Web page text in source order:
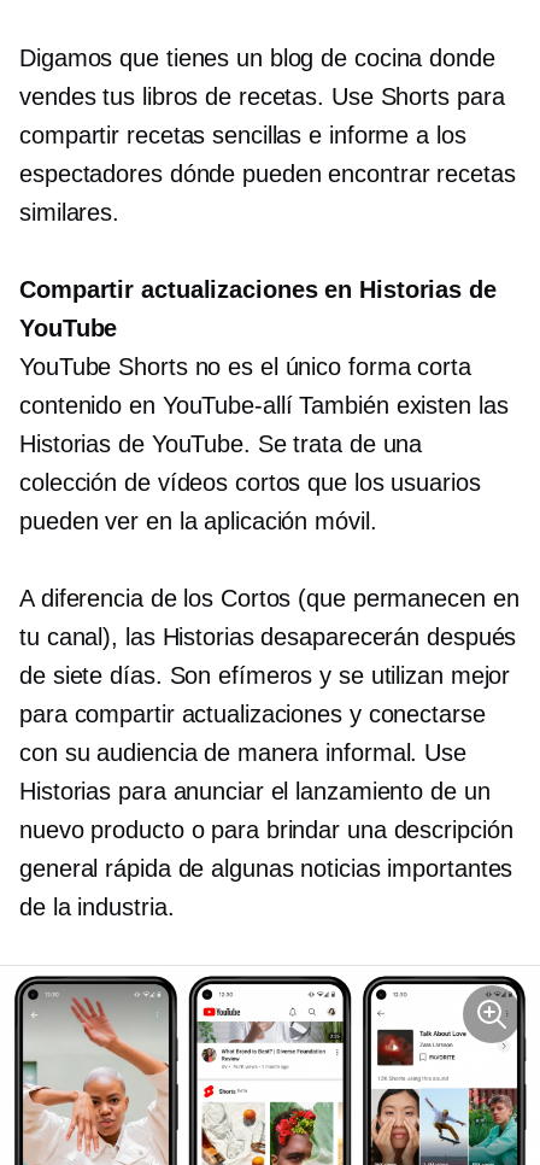
Digamos que tienes un blog de cocina donde
vendes tus libros de recetas. Use Shorts para
compartir recetas sencillas e informe a los
espectadores dónde pueden encontrar recetas
similares.
Compartir actualizaciones en Historias de
YouTube
YouTube Shorts no es el único forma corta
contenido en YouTube-allíTambién existen las
Historias de YouTube. Se trata de una
colección de vídeos cortos que los usuarios
pueden ver en la aplicación móvil.
A diferencia de los Cortos (que permanecen en
tu canal), las Historias desaparecerán después
de siete días. Son efímeros y se utilizan mejor
para compartir actualizaciones y conectarse
con su audiencia de manera informal. Use
Historias para anunciar el lanzamiento de un
nuevo producto o para brindar una descripción
general rápida de algunas noticias importantes
de la industria.